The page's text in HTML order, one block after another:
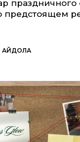
праздничного
предстоящем
АЙДОЛА